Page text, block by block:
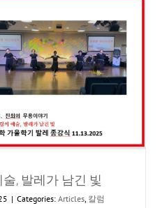
보
낸
한
해,
감
사
동
, 발레가 남긴 빛
| Categories: Articles, 칼럼